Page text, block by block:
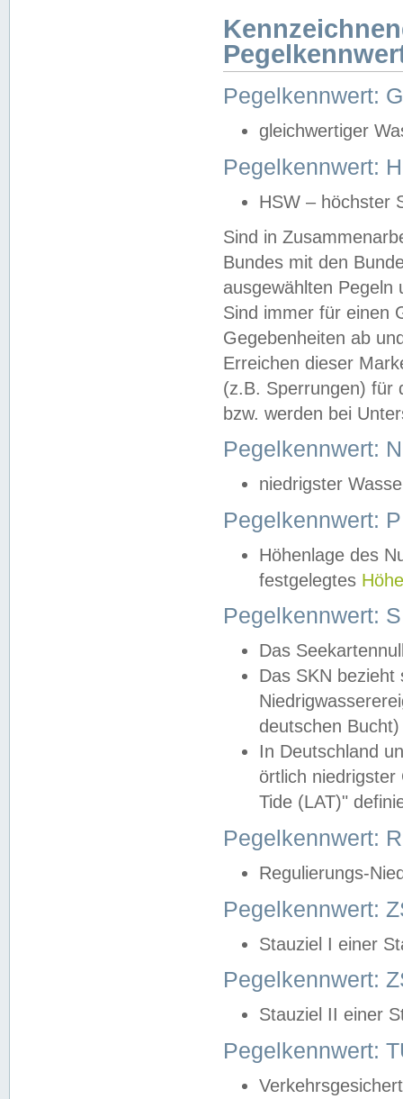
Pegelkennwert:
gleichwertiger
Pegelkennwert:
HSW – höchster
Sind in
Bundes mit den
ausgewählten
Sind immer für einen
Gegebenheiten ab
Erreichen dieser
(z.B. Sperrungen) für
bzw. werden bei
Pegelkennwert:
niedrigster
Pegelkennwert:
Höhenlage des
festgelegtes
Pegelkennwert:
Das
Das SKN
deutschen
In Deutschland
örtlich
Tide (LAT)"
Pegelkennwert:
Regulierungs-
Pegelkennwert:
Stauziel I einer
Pegelkennwert:
Stauziel II einer
Pegelkennwert: